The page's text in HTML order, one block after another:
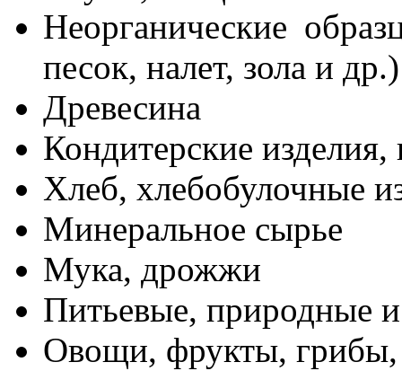
Неорганические
песок, налет, зола и др.)
Древесина
Кондитерские
Хлеб, хлебобулочные
Минеральное сырье
Мука, дрожжи
Питьевые, природные
Овощи, фрукты, грибы,